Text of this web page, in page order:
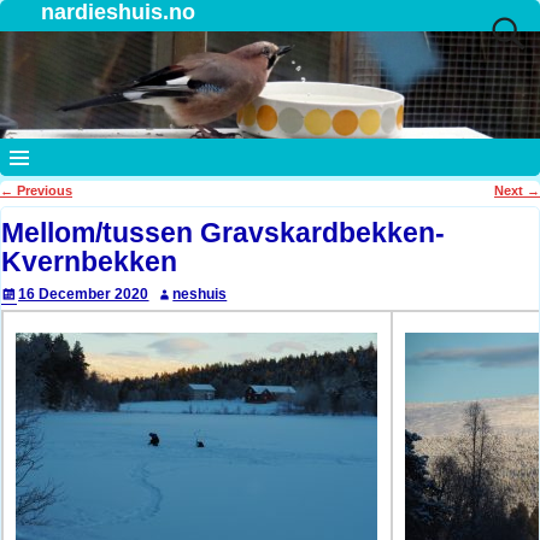
nardieshuis.no
Post navigation
← Previous Next →
Mellom/tussen Gravskardbekken-
Kvernbekken
16 December 2020 neshuis